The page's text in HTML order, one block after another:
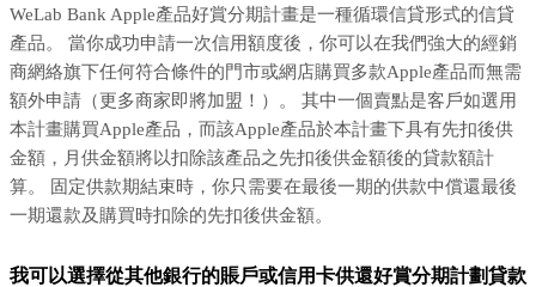
WeLab Bank Apple產品好賞分期計畫是一種循環信貸形式的信貸
產品。 當你成功申請一次信用額度後，你可以在我們強大的經銷
商網絡旗下任何符合條件的門市或網店購買多款Apple產品而無需
額外申請（更多商家即將加盟！）。 其中一個賣點是客戶如選用
本計畫購買Apple產品，而該Apple產品於本計畫下具有先扣後供
金額，月供金額將以扣除該產品之先扣後供金額後的貸款額計
算。 固定供款期結束時，你只需要在最後一期的供款中償還最後
一期還款及購買時扣除的先扣後供金額。
我可以選擇從其他銀行的賬戶或信用卡供還好賞分期計劃貸款